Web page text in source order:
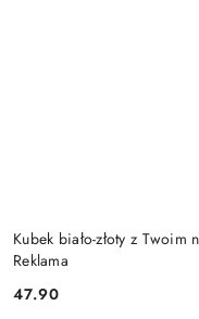
Kubek biało-złoty z
Reklama
Cena:
47.90